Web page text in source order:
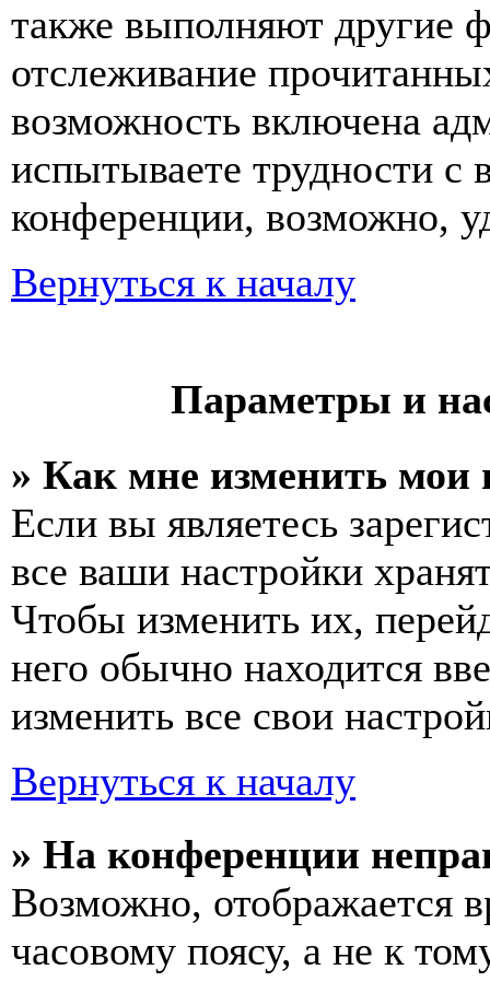
также выполняют другие
отслеживание
возможность включена
испытываете трудности с
конференции, возможно,
Вернуться к началу
Параметры и
» Как мне изменить мои
Если вы являетесь
все ваши настройки
Чтобы изменить их,
него обычно находится
изменить все свои
Вернуться к началу
» На конференции
Возможно, отображается
часовому поясу, а не к